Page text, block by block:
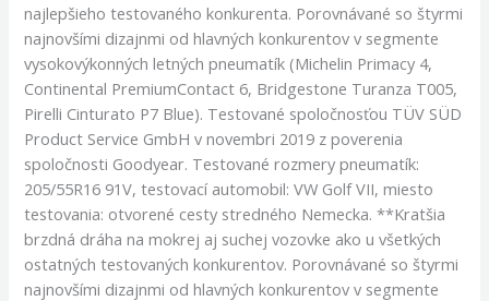
najlepšieho testovaného konkurenta. Porovnávané so štyrmi
najnovšími dizajnmi od hlavných konkurentov v segmente
vysokovýkonných letných pneumatík (Michelin Primacy 4,
Continental PremiumContact 6, Bridgestone Turanza T005,
Pirelli Cinturato P7 Blue). Testované spoločnosťou TÜV SÜD
Product Service GmbH v novembri 2019 z poverenia
spoločnosti Goodyear. Testované rozmery pneumatík:
205/55R16 91V, testovací automobil: VW Golf VII, miesto
testovania: otvorené cesty stredného Nemecka. **Kratšia
brzdná dráha na mokrej aj suchej vozovke ako u všetkých
ostatných testovaných konkurentov. Porovnávané so štyrmi
najnovšími dizajnmi od hlavných konkurentov v segmente